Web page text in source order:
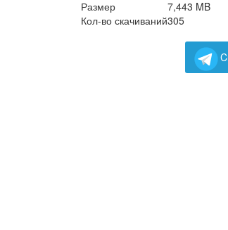
Размер
7,443 MB
Кол-во скачиваний305